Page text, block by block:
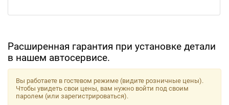
Расширенная гарантия при установке детали
в нашем автосервисе.
Вы работаете в гостевом режиме (видите розничные цены).
Чтобы увидеть свои цены, вам нужно войти под своим
паролем (или зарегистрироваться).